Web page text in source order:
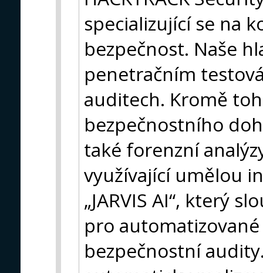
specializující se na
bezpečnost. Naše
penetračním
auditech. Kromě
bezpečnostního
také forenzní
využívající umělou
„JARVIS AI“, který
pro
bezpečnostní